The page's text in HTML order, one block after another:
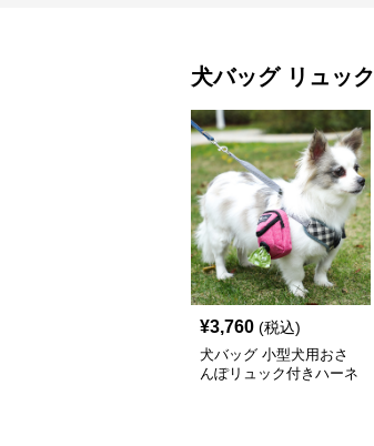
犬バッグ リュック
¥3,760 (税込)
犬バッグ 小型犬用おさ
んぽリュック付きハーネ